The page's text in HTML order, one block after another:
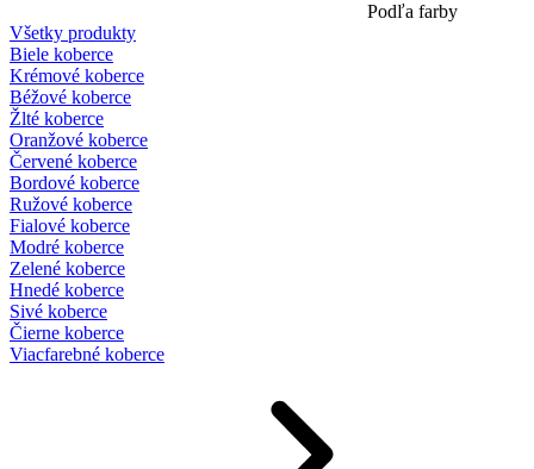
Podľa farby
Všetky produkty
Biele koberce
Krémové koberce
Béžové koberce
Žlté koberce
Oranžové koberce
Červené koberce
Bordové koberce
Ružové koberce
Fialové koberce
Modré koberce
Zelené koberce
Hnedé koberce
Sivé koberce
Čierne koberce
Viacfarebné koberce